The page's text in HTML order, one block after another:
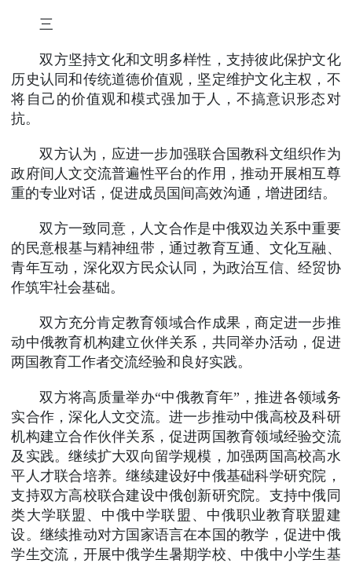
三
双方坚持文化和文明多样性，支持彼此保护文化
历史认同和传统道德价值观，坚定维护文化主权，不
将自己的价值观和模式强加于人，不搞意识形态对
抗。
双方认为，应进一步加强联合国教科文组织作为
政府间人文交流普遍性平台的作用，推动开展相互尊
重的专业对话，促进成员国间高效沟通，增进团结。
双方一致同意，人文合作是中俄双边关系中重要
的民意根基与精神纽带，通过教育互通、文化互融、
青年互动，深化双方民众认同，为政治互信、经贸协
作筑牢社会基础。
双方充分肯定教育领域合作成果，商定进一步推
动中俄教育机构建立伙伴关系，共同举办活动，促进
两国教育工作者交流经验和良好实践。
双方将高质量举办“中俄教育年”，推进各领域务
实合作，深化人文交流。进一步推动中俄高校及科研
机构建立合作伙伴关系，促进两国教育领域经验交流
及实践。继续扩大双向留学规模，加强两国高校高水
平人才联合培养。继续建设好中俄基础科学研究院，
支持双方高校联合建设中俄创新研究院。支持中俄同
类大学联盟、中俄中学联盟、中俄职业教育联盟建
设。继续推动对方国家语言在本国的教学，促进中俄
学生交流，开展中俄学生暑期学校、中俄中小学生基